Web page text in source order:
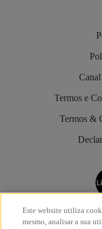
Termos e
Termos &
Os restaurantes
Este website utiliza
mesmo, analisar a sua